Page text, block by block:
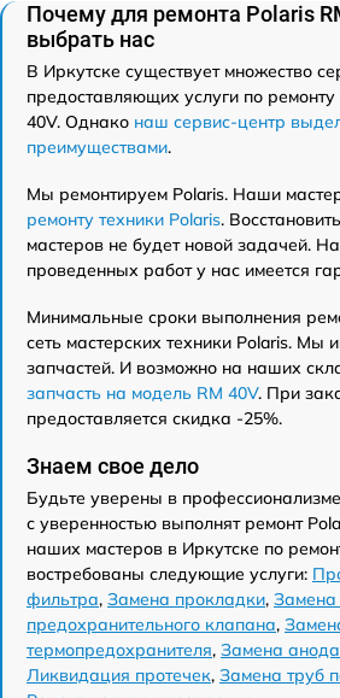
Почему для ремонта Polaris
выбрать нас
В Иркутске существует множество
предоставляющих услуги по ремонту
40V. Однако наш сервис-центр
преимуществами.
Мы ремонтируем Polaris. Наши
ремонту техники Polaris.
мастеров не будет новой задачей.
проведенных работ у нас имеется
Минимальные сроки выполнения
сеть мастерских техники Polaris. Мы
запчастей. И возможно на наших
запчасть на модель RM 40V. При
предоставляется скидка -25%.
Знаем свое дело
Будьте уверены в
с уверенностью выполнят ремонт
наших мастеров в Иркутске по
востребованы следующие услуги:
фильтра, Замена прокладки,
предохранительного клапана,
термопредохранителя, Замена анода
Ликвидация протечек, Замена труб